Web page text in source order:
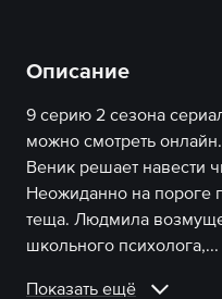
Описание
9 серию 2 сезона
можно смотреть
Веник решает навести
Неожиданно на пороге
теща. Людмила
школьного психолога,...
Показать ещё